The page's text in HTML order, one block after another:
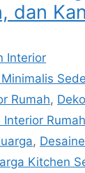
dan
Interior
Rumah,
Interior
,
Kitchen